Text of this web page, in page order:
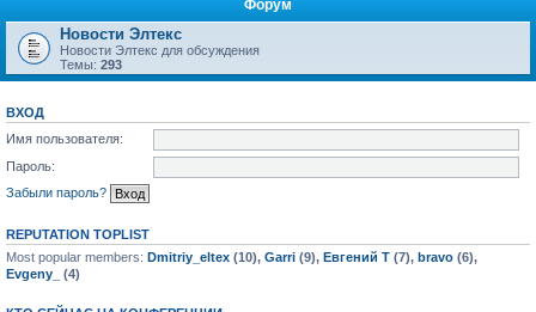
Форум
Новости Элтекс
Новости Элтекс для обсуждения
Темы: 293
ВХОД
Имя пользователя:
Пароль:
Забыли пароль?
REPUTATION TOPLIST
Most popular members: Dmitriy_eltex (10), Garri (9), Евгений Т (7), bravo (6),
Evgeny_
(4)